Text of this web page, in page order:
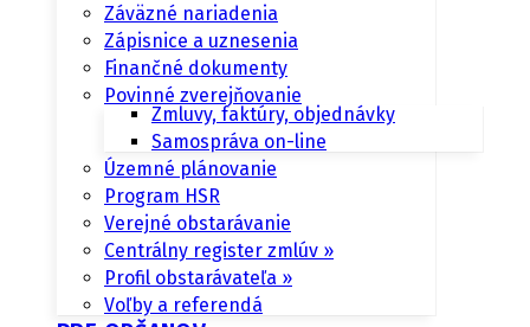
Záväzné nariadenia
Zápisnice a uznesenia
Finančné dokumenty
Povinné zverejňovanie
Zmluvy, faktúry, objednávky
Samospráva on-line
Územné plánovanie
Program HSR
Verejné obstarávanie
Centrálny register zmlúv »
Profil obstarávateľa »
Voľby a referendá